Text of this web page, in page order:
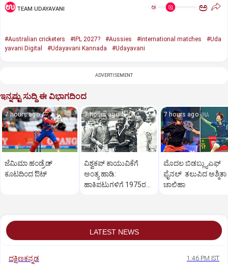
TEAM UDAYAVANI ಅ ಅ
#Australian cricketers #IPL 2027? #Aussies #international matches
#Uda
yavani Digital
#Udayavani Kannada #Udayavani
ADVERTISEMENT
ಇನ್ನಷ್ಟು ಸುದ್ದಿ ಈ ವಿಭಾಗದಿಂದ
7 hours ago
ಜೆಮಿಮಾ ಹಂಡ್ರೆಡ್‌
ಕೂಟದಿಂದ ಔಟ್‌
7 hours ago
ವಿಶ್ವಕಪ್‌ ಕಾಯುವಿಕೆಗೆ
ಅಂತ್ಯ ಹಾಡಿ:
ಹಾಕಿಪಟುಗಳಿಗೆ 1975ರ
7 hours ago
ಮೊದಲ ಬಿಡಬ್ಲ್ಯುಎಫ್‌
ಫೈನಲ್‌ ತಲುಪಿದ ಅಶ್ಮಿತಾ
ಚಾಲಿಹಾ
LATEST NEWS
ದಕ್ಷಿಣಕನ್ನಡ 1:46 PM IST